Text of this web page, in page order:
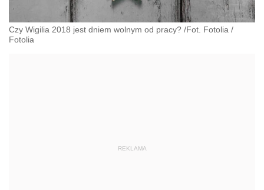
Czy Wigilia 2018 jest dniem wolnym od pracy? /Fot. Fotolia /
Fotolia